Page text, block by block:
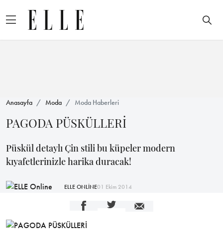
Anasayfa Moda Moda Haberleri
PAGODA PÜSKÜLLERİ
Püskül detaylı Çin stili bu küpeler modern
kıyafetlerinizle harika duracak!
ELLE ONLİNE01 Ekim 2014